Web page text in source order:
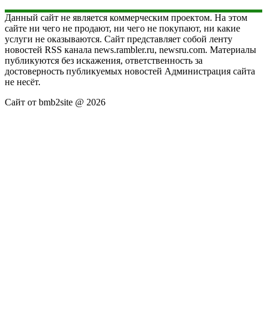
Данный сайт не является коммерческим проектом. На этом
сайте ни чего не продают, ни чего не покупают, ни какие
услуги не оказываются. Сайт представляет собой ленту
новостей RSS канала news.rambler.ru, newsru.com. Материалы
публикуются без искажения, ответственность за
достоверность публикуемых новостей Администрация сайта
не несёт.
Сайт от bmb2site @ 2026